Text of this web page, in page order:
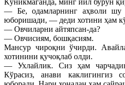
— Бе, одамларнинг аҳволи шу
юборишади, — деди хотини ҳам
— Овчиларни айтяпсан-да?
— Овчисиям, бошқасиям.
Мансур чироқни ўчирди.
хотинини қучоқлаб олди.
— Ухлайлик. Сиз ҳам
Кўрасиз, анави каклигингиз